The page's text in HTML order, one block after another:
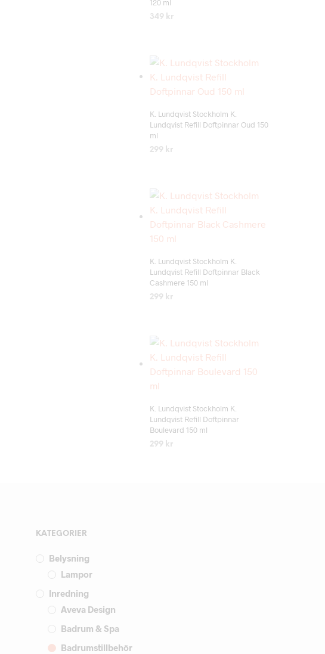
120 ml
349 kr
Add to wishlist
K. Lundqvist Stockholm K.
Lundqvist Refill Doftpinnar Oud 150
ml
299 kr
K. Lundqvist Stockholm K.
Lundqvist Refill Doftpinnar Black
Cashmere 150 ml
299 kr
K. Lundqvist Stockholm K.
Lundqvist Refill Doftpinnar
Boulevard 150 ml
299 kr
KATEGORIER
Belysning
Lampor
Inredning
Aveva Design
Badrum & Spa
Badrumstillbehör